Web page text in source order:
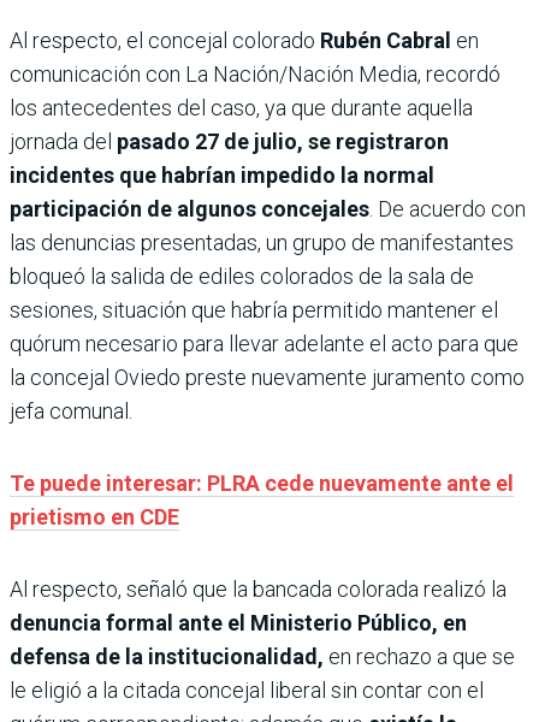
Al respecto, el concejal colorado Rubén Cabral en
comunicación con La Nación/Nación Media, recordó
los antecedentes del caso, ya que durante aquella
jornada del pasado 27 de julio, se registraron
incidentes que habrían impedido la normal
participación de algunos concejales. De acuerdo con
las denuncias presentadas, un grupo de manifestantes
bloqueó la salida de ediles colorados de la sala de
sesiones, situación que habría permitido mantener el
quórum necesario para llevar adelante el acto para que
la concejal Oviedo preste nuevamente juramento como
jefa comunal.
Te puede interesar: PLRA cede nuevamente ante el
prietismo en CDE
Al respecto, señaló que la bancada colorada realizó la
denuncia formal ante el Ministerio Público, en
defensa de la institucionalidad, en rechazo a que se
le eligió a la citada concejal liberal sin contar con el